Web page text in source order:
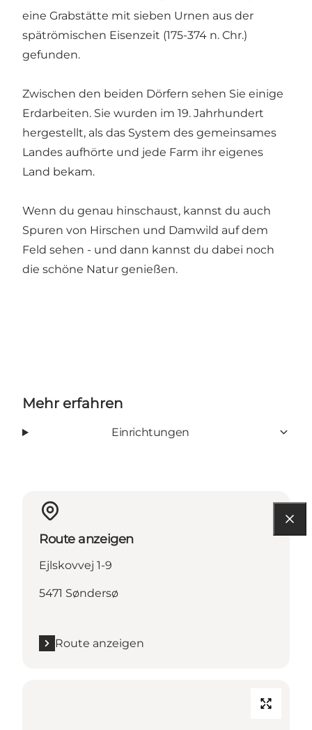
eine Grabstätte mit sieben Urnen aus der
spätrömischen Eisenzeit (175-374 n. Chr.)
gefunden.
Zwischen den beiden Dörfern sehen Sie einige
Erdarbeiten. Sie wurden im 19. Jahrhundert
hergestellt, als das System des gemeinsames
Landes aufhörte und jede Farm ihr eigenes
Land bekam.
Wenn du genau hinschaust, kannst du auch
Spuren von Hirschen und Damwild auf dem
Feld sehen - und dann kannst du dabei noch
die schöne Natur genießen.
Mehr erfahren
Einrichtungen
Route anzeigen
Ejlskovvej 1-9
5471 Søndersø
Route anzeigen